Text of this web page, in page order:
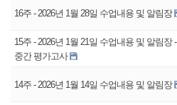
16주 - 2026년 1월 28일 수업내용 및 알림장
15주 - 2026년 1월 21일 수업내용 및 알림장 -
중간 평가고사
14주 - 2026년 1월 14일 수업내용 및 알림장